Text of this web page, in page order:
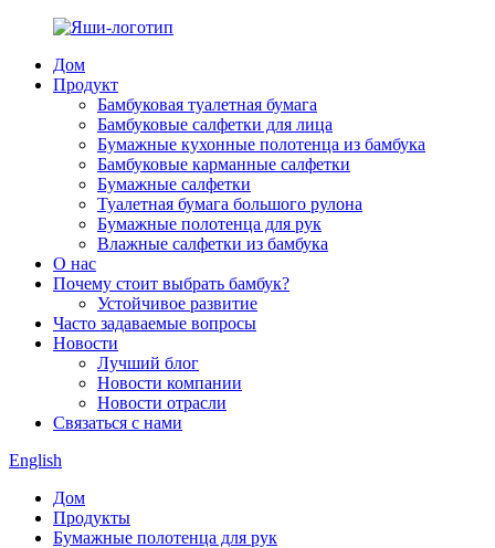
Дом
Продукт
Бамбуковая туалетная бумага
Бамбуковые салфетки для лица
Бумажные кухонные полотенца из бамбука
Бамбуковые карманные салфетки
Бумажные салфетки
Туалетная бумага большого рулона
Бумажные полотенца для рук
Влажные салфетки из бамбука
О нас
Почему стоит выбрать бамбук?
Устойчивое развитие
Часто задаваемые вопросы
Новости
Лучший блог
Новости компании
Новости отрасли
Связаться с нами
English
Дом
Продукты
Бумажные полотенца для рук